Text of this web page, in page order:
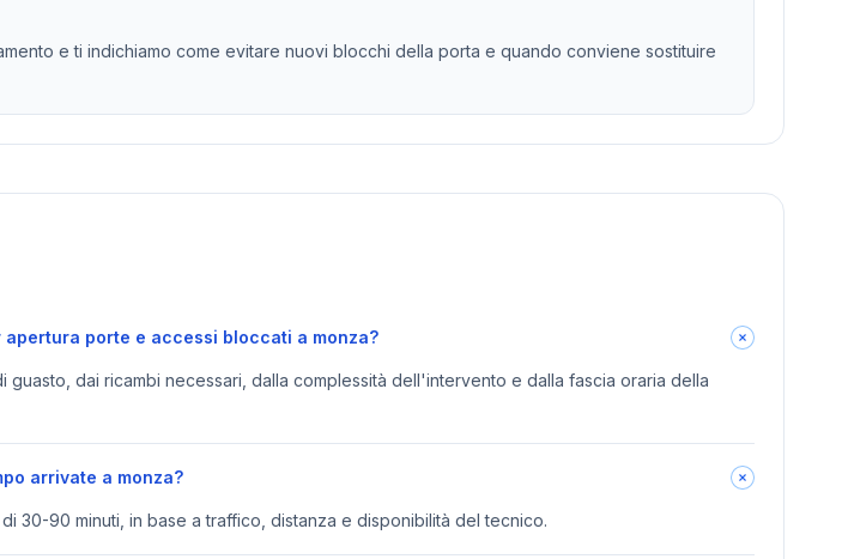
e ti indichiamo come evitare nuovi blocchi della porta e quando conviene sostituire
porte e accessi bloccati a monza?
dai ricambi necessari, dalla complessità dell'intervento e dalla fascia oraria della
arrivate a monza?
30-90 minuti, in base a traffico, distanza e disponibilità del tecnico.